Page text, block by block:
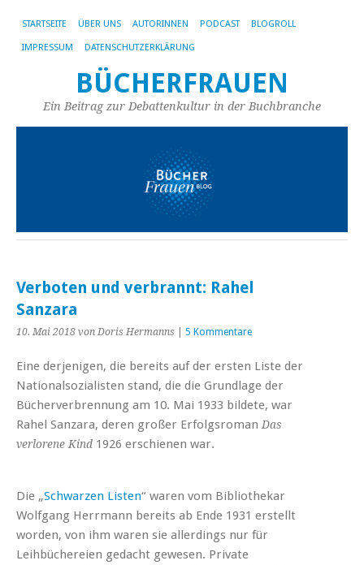
STARTSEITE ÜBER UNS AUTORINNEN PODCAST BLOGROLL
IMPRESSUM DATENSCHUTZERKLÄRUNG
BÜCHERFRAUEN
Ein Beitrag zur Debattenkultur in der Buchbranche
Verboten und verbrannt: Rahel
Sanzara
10. Mai 2018 von Doris Hermanns 5 Kommentare
Eine derjenigen, die bereits auf der ersten Liste der
Nationalsozialisten stand, die die Grundlage der
Bücherverbrennung am 10. Mai 1933 bildete, war
Rahel Sanzara, deren großer Erfolgsroman Das
verlorene Kind 1926 erschienen war.
Die „Schwarzen Listen“ waren vom Bibliothekar
Wolfgang Herrmann bereits ab Ende 1931 erstellt
worden, von ihm waren sie allerdings nur für
Leihbüchereien gedacht gewesen. Private